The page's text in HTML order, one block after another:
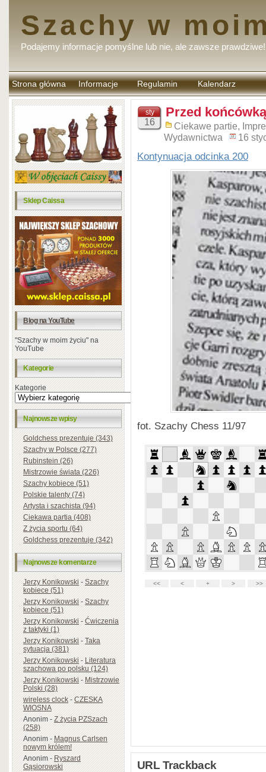
Szachy w
Podajemy informacje pomyślne lub nie, ale zawsze prawdziwe!
Strona główna Informacje Regulamin
komentarzy
Kalendarz
Sklep Caissa
Blog na YouTube
"Szachy w moim życiu" na
YouTube
Kategorie
Kategorie
Najnowsze wpisy
Goldchess prezentuje (343)
Szachy w Polsce (277)
Rubinstein (26)
Mistrzowie świata (226)
Szachy kobiece (51)
Polskie talenty (74)
Artysta i szachista (94)
Ciekawa partia (408)
Z życia sportu (64)
Goldchess prezentuje (342)
Najnowsze komentarze
Jerzy Konikowski-Szachy
kobiece (51)
Jerzy Konikowski-Szachy
kobiece (51)
Jerzy Konikowski-Ćwiczenia
z taktyki (1)
Jerzy Konikowski-Taka
sytuacja (381)
Jerzy Konikowski-Literatura
szachowa po polsku (124)
Jerzy Konikowski-Mistrzowie
Polski (28)
wireless clock-CZESKA
WIOSNA
Anonim-Z życia PZSzach
(258)
Anonim-Magnus Carlsen
nowym królem!
Anonim-Ryszard
Gąsiorowski
sty
16
Przed
Ciekawe partie,
Wydawnictwa
16
Kontynuacja odcinka 200
fot. Szachy Chess 11/97
URL Trackback